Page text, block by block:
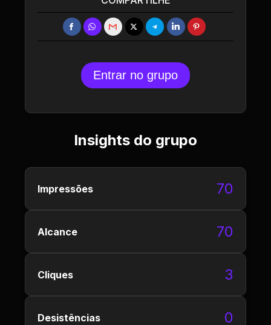
Entrar no grupo
Insights do grupo
Impressões 70
Alcance 70
Cliques 3
Desistências 0